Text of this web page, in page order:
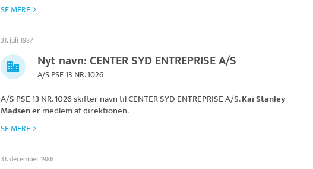
SE MERE
31. juli 1987
Nyt navn: CENTER SYD ENTREPRISE A/S
A/S PSE 13 NR. 1026
A/S PSE 13 NR. 1026 skifter navn tilCENTER SYD ENTREPRISE A/S.Kai Stanley
Madsener medlem af direktionen.
SE MERE
31. december 1986